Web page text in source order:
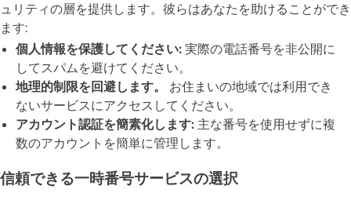
ュリティの層を提供します。彼らはあなたを助けることができ
ます:
個人情報を保護してください:実際の電話番号を非公開に
してスパムを避けてください。
地理的制限を回避します。
お住まいの地域では利用でき
ないサービスにアクセスしてください。
アカウント認証を簡素化します:主な番号を使用せずに複
数のアカウントを簡単に管理します。
信頼できる一時番号サービスの選択